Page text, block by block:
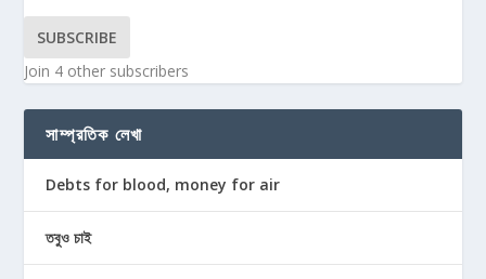
SUBSCRIBE
Join 4 other subscribers
সাম্প্রতিক লেখা
Debts for blood, money for air
তবুও চাই